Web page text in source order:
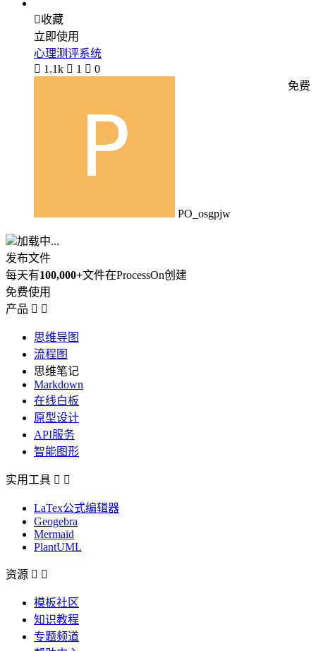
收藏
立即使用
心理测评系统
 1.1k  1  0
PO_osgpjw
免费
加载中...
发布文件
每天有100,000+文件在ProcessOn创建
免费使用
产品  
思维导图
流程图
思维笔记
Markdown
在线白板
原型设计
API服务
智能图形
实用工具  
LaTex公式编辑器
Geogebra
Mermaid
PlantUML
资源  
模板社区
知识教程
专题频道